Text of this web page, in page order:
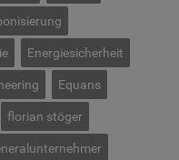
Energiesicherheit
Equans
florian stöger